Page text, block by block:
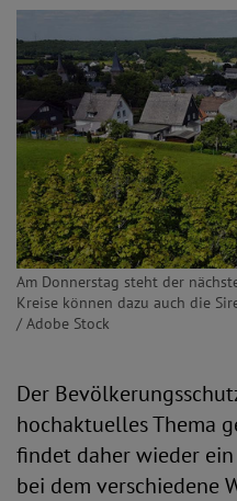
Am Donnerstag steht der
Kreise können dazu auch die
/ Adobe Stock
Der
hochaktuelles Thema
findet daher wieder
bei dem verschiedene